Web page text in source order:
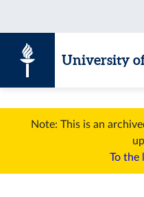
University
Note: This is an
To the